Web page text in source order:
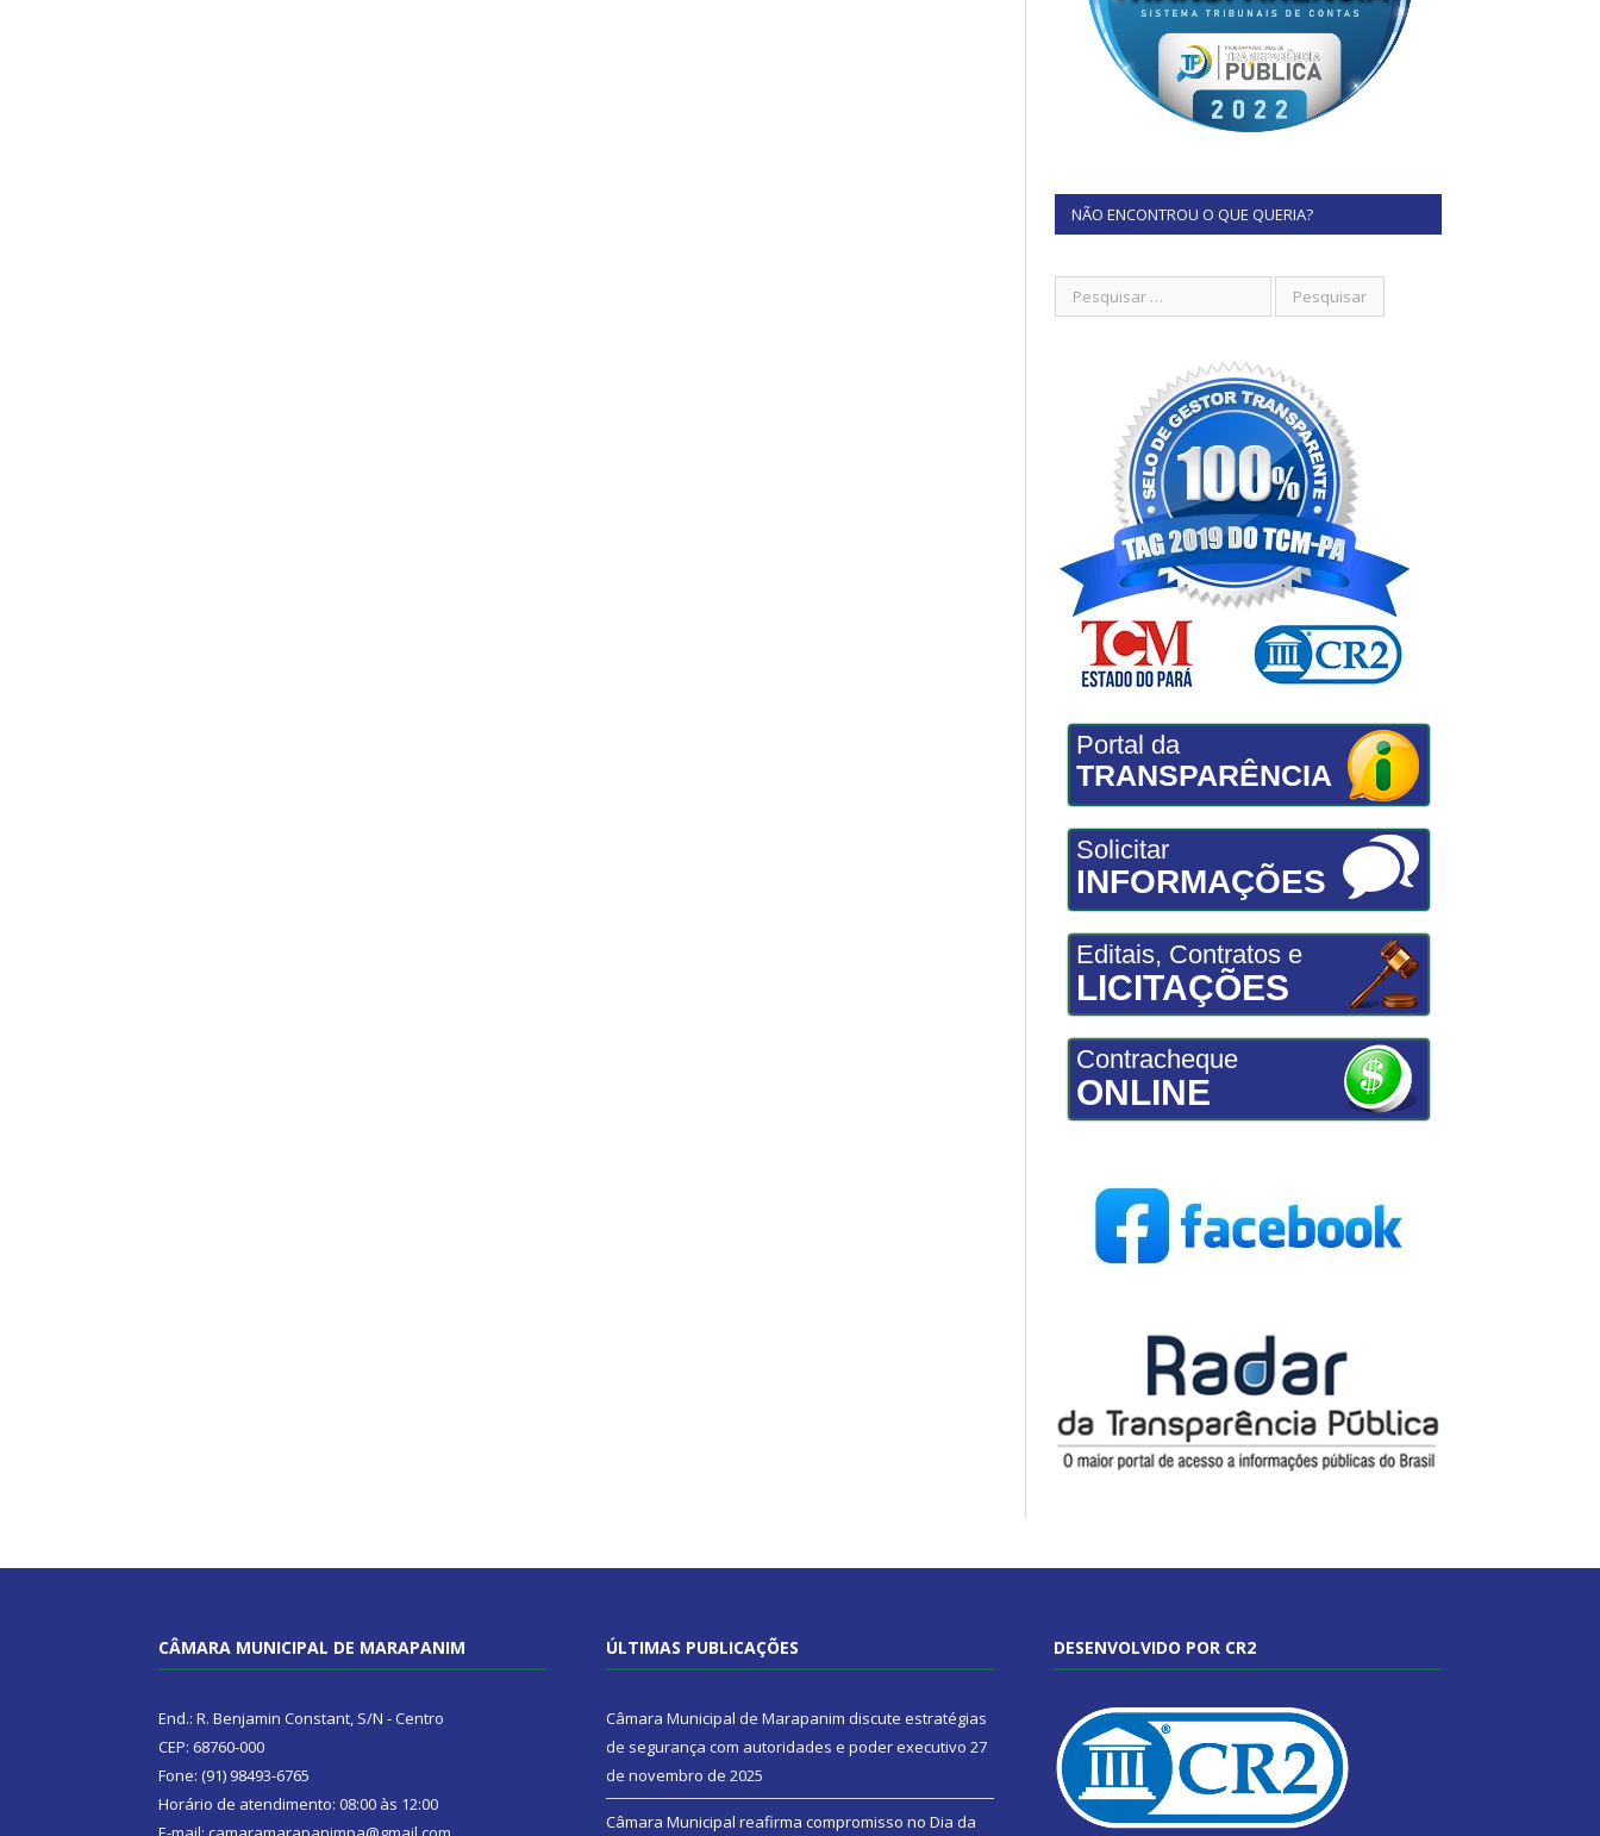
NÃO ENCONTROU O QUE QUERIA?
Portal da
TRANSPARÊNCIA
Solicitar
INFORMAÇÕES
Editais, Contratos e
LICITAÇÕES
Contracheque
ONLINE
CÂMARA MUNICIPAL DE MARAPANIM
End.: R. Benjamin Constant, S/N - Centro
CEP: 68760-000
Fone: (91) 98493-6765
Horário de atendimento: 08:00 às 12:00
ÚLTIMAS PUBLICAÇÕES
Câmara Municipal de Marapanim discute estratégias
de segurança com autoridades e poder executivo 27
de novembro de 2025
Câmara Municipal reafirma compromisso no Dia da
DESENVOLVIDO POR CR2